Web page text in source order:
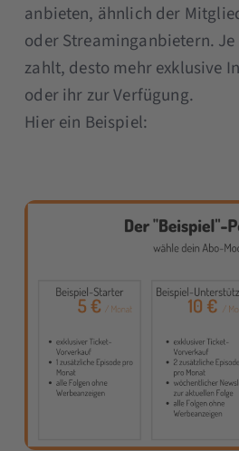
anbieten, ähnlich der
oder Streaminganbietern.
zahlt, desto mehr exklusive
oder ihr zur Verfügung.
Hier ein Beispiel: